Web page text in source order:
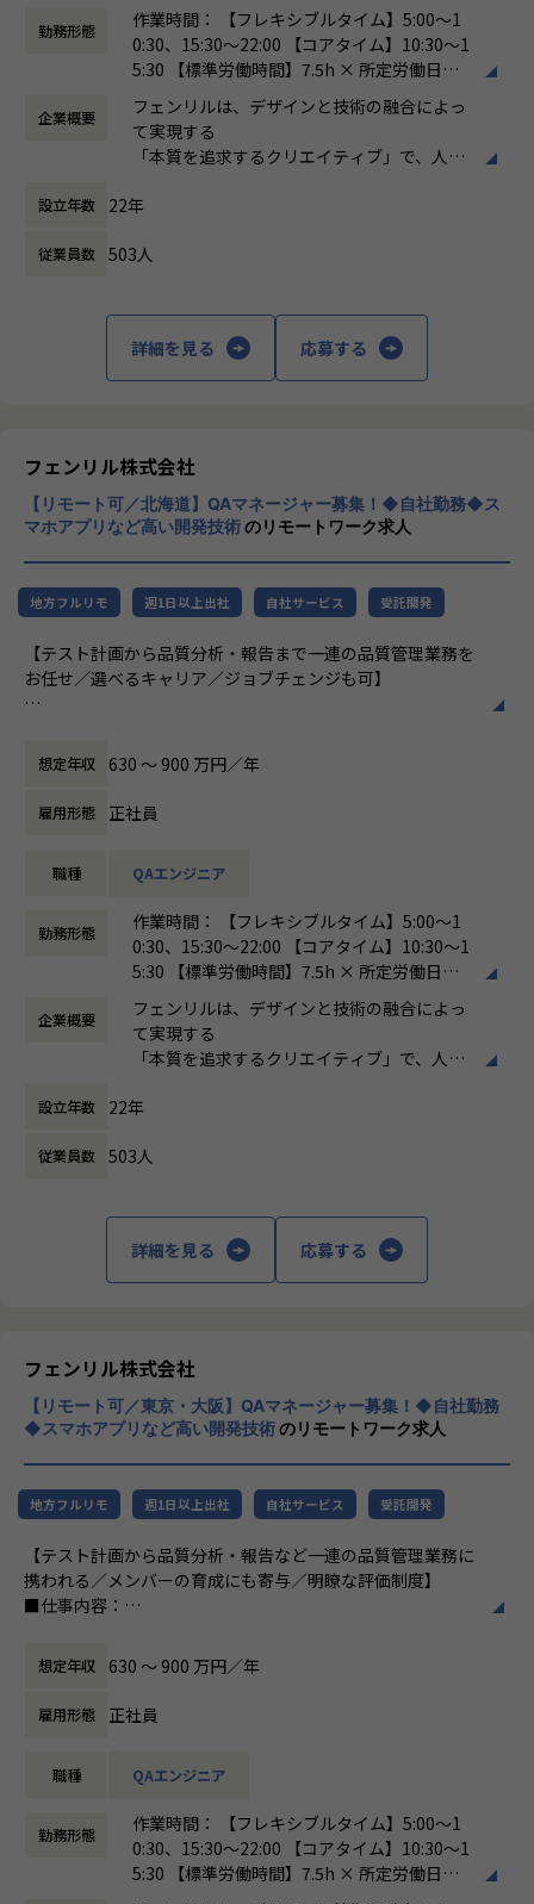
【業務の変更の範囲】
作る必要があり、それの実現を目指しリーダーとして方向性
を示し、開発を行い、若手エンジニアをサポートしていただ
きたく思っております。
フェンリルでは依頼通りの開発を行うだけでなく、プロジェ
クトの特性、状況、プロダクトの仕様、設計を理解し提案を
高に近づくのかを考え、品質に責任を持ってチームを牽引す
の業務を行う中で、開発組織全体を理解し、徐々に組織全体
ウェブアプリの開発案件（SPA, アプリ向け WebAPI、CMS を
デザイナー、テスター、アプリエンジニアといった様々なス
ペシャリストと共に、UI/UX にこだわったモバイルアプリケ
お任せする業務
設計
プログラミング
ユニットテスト (自動テストを含む)
チーム内での相互レビューと意思決定
※ご志向によっては上記に限らず、上流工程、アプリ開発、
デザインなど様々な業務に携わっていただくことも可能で
す。
業務環境
開発機は最新世代の MacBook Pro、リモート用にディスプ
レイ等の貸与も有り
開発言語は PHP (Laravel) や Ruby (Rails) が中心、Node.js /
Go 等は必要に応じて使用
サーバー環境はAWS / Azure / GCP が中心、オンプレ環境は
必要に応じて使用
採用
に実施
課題管理には Backlog / GitHub Issue を活用
テストは品質管理部門が担当
クラウド系の認定資格等の受験料を補助
内容に応じてデザイナーや品質担当とチームを構成します
ウェブエンジニアのみで50名以上が在籍しており、エンジニ
アの評価をエンジニアが行う等、技術力を磨ける環境づくり
こだわったプロフェッショナルが集まる環境です
エンジニアは温和で真面目な気質の人が多い印象です
このポジションで経験できること
多種多様な業界の企業からのプロジェクトにおいて、上流か
双方向のコミュニケーションの機会も多く、単なる作業員で
はない、プロジェクトの一員としての経験が可能です。
エンドをすべて社内で行うプロジェクトも多く、得意なドメ
す。
新規開発も多いため、PMと協力し合いながらチームを作り、
勤務形態
作業時間： 【フレキシブルタイム】5:00〜1
0:30、15:30〜22:00 【コアタイム】10:30〜1
5:30 【標準労働時間】7.5h × 所定労働日数 /
働き方：フレックス制（コアタイムあり）
時間外労働の有無： 有（月平均30時間）
休憩時間： 60分
企業概要
フェンリルは、デザインと技術の融合によっ
て実現する
「本質を追求するクリエイティブ」で、人々
ます。
のは、
ひとりの強い意志のもとに実現すること、
この3つです。
私は、フェンリルの想いも、ちょっとだけ大
切にします。
私は、自分がハピネスを感じたのなら、周り
にもハピネスを届けます。
私は、前例にとらわれることのないクリエイ
私は、イメージとロジックを融合させ、アイ
私は、細部まで徹底的にデザインします。
私は、自信を持って提供できるものだけをつ
私は、邪悪なことはしません。
私は、プロフェッショナルです。
フェッショナルであるみなさんがもっとも大
その異なった能力が融合することで、「フェ
ンリルならでは」を生み出せると信じていま
す。
そのために、「互いの違いを尊重し、クリエ
イティブに集中できる環境」を整備します。
設立年数 22年
従業員数 503人
詳細を見る 応募する
フェンリル株式会社
【リモート可／北海道】QAマネージャー募集！◆自社勤務◆ス
マホアプリなど高い開発技術のリモートワーク求人
地方フルリモ 週1日以上出社 自社サービス 受託開発
【テスト計画から品質分析・報告まで一連の品質管理業務を
お任せ／選べるキャリア／ジョブチェンジも可】
おいて開発されるスマートフォンアプリまたは、ウェブシス
テムを対象として、 テスト計画から品質分析／報告といった
一連の品質管理業務を主にご担当いただきます。また、要件
定義や設計フェーズにおける品質管理活動や、プロジェクト
含めた業務効率化/改善などに携わって頂くことも可能です。
■職務内容：
（1）品質管理業務全般
・テスト見積もり
・テスト設計
・品質分析
（2）組織マネジメント
（3）業務効率化/改善活動
・各種ツール作成
・テスト自動化
・QAエンジニアの職務定義として、組織マネジメントの要素
が強いコース(部長・課長・リーダー)と、技術面の要素が強
いコース(QAスペシャリスト)のコースが準備されており、個
を一部担当することがあり、それらへジョブチェンジできる
ェンジ実績あり）
■職場環境：
に取り組むことができます。また、部門の垣根を超えた社内
外の勉強会も盛んで、共に働く仲間と刺激し合い、成長して
いく環境が整っています。さらにスタッフの状況に応じたリ
モートワーク環境も整備されています。
配属拠点オフィスへの出社もしくは自宅でのリモートワーク
する、お子様の送り迎えや通院のため中抜けするなども可能
です。週3以上の出社を目標としております。
想定年収 630 〜 900 万円／年
雇用形態 正社員
職種 QAエンジニア
勤務形態
作業時間： 【フレキシブルタイム】5:00〜1
0:30、15:30〜22:00 【コアタイム】10:30〜1
5:30 【標準労働時間】7.5h × 所定労働日数 /
働き方：フレックス制（コアタイムあり）
時間外労働の有無： 有（月平均30時間）
休憩時間： 60分
企業概要
フェンリルは、デザインと技術の融合によっ
て実現する
「本質を追求するクリエイティブ」で、人々
ます。
のは、
ひとりの強い意志のもとに実現すること、
この3つです。
私は、フェンリルの想いも、ちょっとだけ大
切にします。
私は、自分がハピネスを感じたのなら、周り
にもハピネスを届けます。
私は、前例にとらわれることのないクリエイ
私は、イメージとロジックを融合させ、アイ
私は、細部まで徹底的にデザインします。
私は、自信を持って提供できるものだけをつ
くります。
私は、邪悪なことはしません。
私は、プロフェッショナルです。
フェッショナルであるみなさんがもっとも大
その異なった能力が融合することで、「フェ
ンリルならでは」を生み出せると信じていま
す。
設立年数 22年
従業員数 503人
詳細を見る 応募する
フェンリル株式会社
【リモート可／東京・大阪】QAマネージャー募集！◆自社勤務
◆スマホアプリなど高い開発技術のリモートワーク求人
地方フルリモ 週1日以上出社 自社サービス 受託開発
【テスト計画から品質分析・報告など一連の品質管理業務に
携われる／メンバーの育成にも寄与／明瞭な評価制度】
■仕事内容：
おいて開発されるスマートフォンアプリまたは、ウェブシス
テムを対象として、 テスト計画から品質分析／報告といった
一連の品質管理業務を主にご担当いただきます。また、要件
定義や設計フェーズにおける品質管理活動や、プロジェクト
含めた業務効率化/改善などに携わって頂くことも可能です。
（1）品質管理業務全般
・テスト見積もり
想定年収 630 〜 900 万円／年
雇用形態 正社員
職種 QAエンジニア
勤務形態
作業時間： 【フレキシブルタイム】5:00〜1
0:30、15:30〜22:00 【コアタイム】10:30〜1
5:30 【標準労働時間】7.5h × 所定労働日数 /